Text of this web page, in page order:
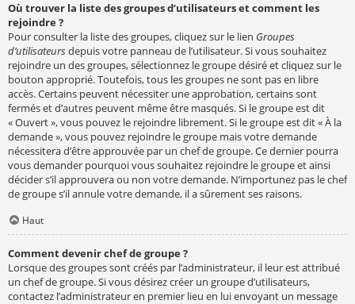
Où trouver la liste des groupes d’utilisateurs et comment les
rejoindre ?
Pour consulter la liste des groupes, cliquez sur le lien Groupes
d’utilisateursdepuis votre panneau de l’utilisateur. Si vous souhaitez
rejoindre un des groupes, sélectionnez le groupe désiré et cliquez sur le
bouton approprié. Toutefois, tous les groupes ne sont pas en libre
accès. Certains peuvent nécessiter une approbation, certains sont
fermés et d’autres peuvent même être masqués. Si le groupe est dit
« Ouvert », vous pouvez le rejoindre librement. Si le groupe est dit « À la
demande », vous pouvez rejoindre le groupe mais votre demande
nécessitera d’être approuvée par un chef de groupe. Ce dernier pourra
vous demander pourquoi vous souhaitez rejoindre le groupe et ainsi
décider s’il approuvera ou non votre demande. N’importunez pas le chef
de groupe s’il annule votre demande, il a sûrement ses raisons.
Haut
Comment devenir chef de groupe ?
Lorsque des groupes sont créés par l’administrateur, il leur est attribué
un chef de groupe. Si vous désirez créer un groupe d’utilisateurs,
contactez l’administrateur en premier lieu en lui envoyant un message